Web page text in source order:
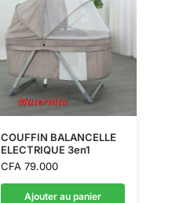
COUFFIN BALANCELLE
ELECTRIQUE 3en1
CFA79.000
Ajouter au panier